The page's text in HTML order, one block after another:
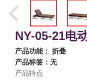
NY-05-21电
产品功能： 折叠
产品标签：无
产品特点